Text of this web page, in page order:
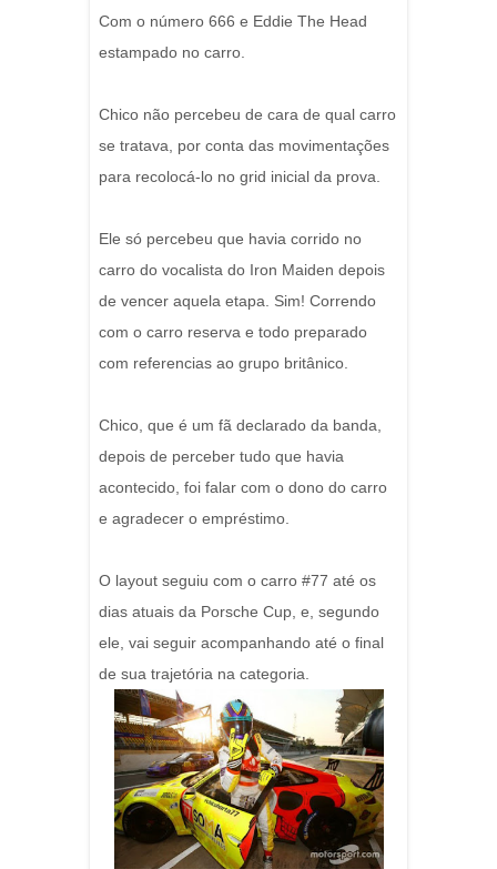
Com o número 666 e Eddie The Head
estampado no carro.
Chico não percebeu de cara de qual carro
se tratava, por conta das movimentações
para recolocá-lo no grid inicial da prova.
Ele só percebeu que havia corrido no
carro do vocalista do Iron Maiden depois
de vencer aquela etapa. Sim! Correndo
com o carro reserva e todo preparado
com referencias ao grupo britânico.
Chico, que é um fã declarado da banda,
depois de perceber tudo que havia
acontecido, foi falar com o dono do carro
e agradecer o empréstimo.
O layout seguiu com o carro #77 até os
dias atuais da Porsche Cup, e, segundo
ele, vai seguir acompanhando até o final
de sua trajetória na categoria.